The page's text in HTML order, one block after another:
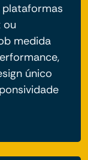
plataformas
ou
medida
único